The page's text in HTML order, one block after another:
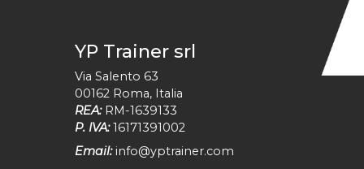
YP Trainer srl
Via Salento 63
00162 Roma, Italia
REA: RM-1639133
P. IVA: 16171391002
Email: info@yptrainer.com